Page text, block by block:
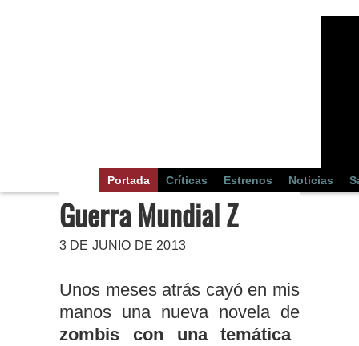
Portada Críticas Estrenos Noticias
Guerra Mundial Z
3 DE JUNIO DE 2013
Unos meses atrás cayó en mis
manos una nueva novela de
zombis con una temática